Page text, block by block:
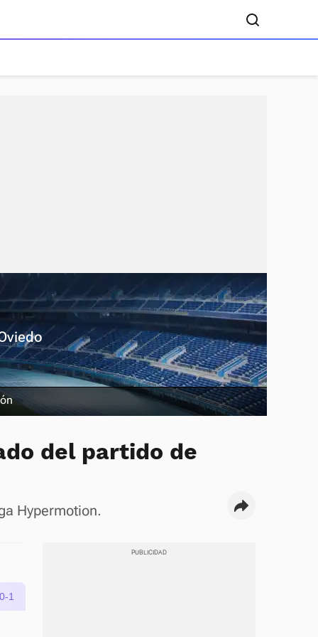
del partido de
Hypermotion.
0-1